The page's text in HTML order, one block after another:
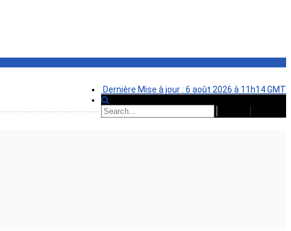
Dernière Mise à jour : 6 août 2026 à 11h14 GMT